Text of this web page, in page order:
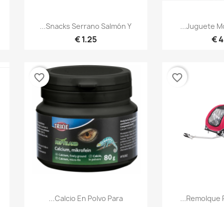
سريعة
Juguete
 نظرة سريعة
Snacks Serrano Salmón Y...
1.25 €
سريعة
Remolque
favorite_border
نظرة سريعة
Calcio En Polvo Para...
favorite_border